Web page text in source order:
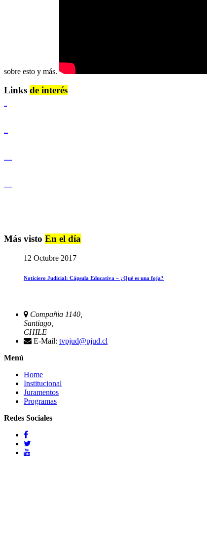
sobre esto y más.
Links de interés
Más visto En el día
12 Octubre 2017
Noticiero Judicial: Cápsula Educativa – ¿Qué es una foja?
Compañia 1140,
Santiago,
CHILE
E-Mail: tvpjud@pjud.cl
Menú
Home
Institucional
Juramentos
Programas
Redes Sociales